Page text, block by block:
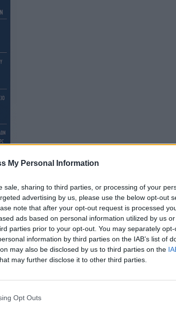
My Personal Information
sale, sharing to third parties, or processing of your
advertising by us, please use the below opt-out
note that after your opt-out request is processed
ads based on personal information utilized by us
parties prior to your opt-out. You may separately
information by third parties on the IAB’s list of
may also be disclosed by us to third parties on the
may further disclose it to other third parties.
Opt Outs